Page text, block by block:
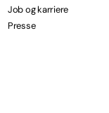
Job og karriere
Presse